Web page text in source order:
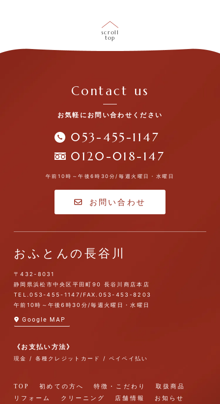
scroll
top
Contact us
お気軽にお問い合わせください
053-455-1147
0120-018-147
午前10時～午後6時30分/毎週火曜日・水曜日
お問い合わせ
おふとんの長谷川
〒432-8031
静岡県浜松市中央区平田町90 長谷川商店本店
TEL.053-455-1147 / FAX.053-453-8203
午前10時～午後6時30分/毎週火曜日・水曜日
Google MAP
《お支払い方法》
現金 / 各種クレジットカード / ペイペイ払い
TOP 初めての方へ 特徴・こだわり
取扱商品
リフォーム
クリーニング 店舗情報 お知らせ